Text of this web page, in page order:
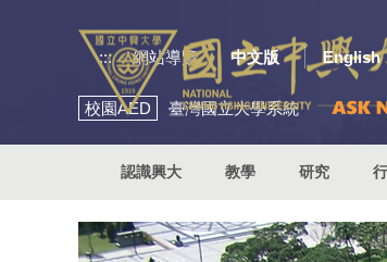
::: 網站導覽 中文版 English
校園AED 臺灣國立大學系統
認識興大 教學 研究